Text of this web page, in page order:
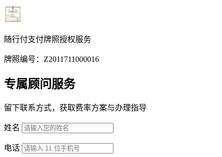
随行付支付牌照授权服务
牌照编号：Z2011711000016
专属顾问服务
留下联系方式，获取费率方案与办理指导
姓名
电话